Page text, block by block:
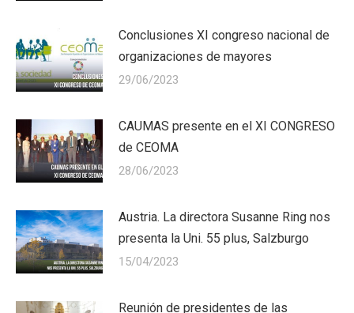
Conclusiones XI congreso nacional de
organizaciones de mayores
29/06/2023
CAUMAS presente en el XI CONGRESO
de CEOMA
28/06/2023
Austria. La directora Susanne Ring nos
presenta la Uni. 55 plus, Salzburgo
15/04/2023
Reunión de presidentes de las